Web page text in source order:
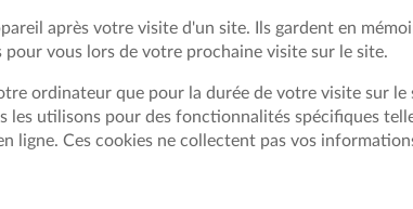
après votre visite d'un site. Ils gardent en
vous lors de votre prochaine visite sur le site.
ordinateur que pour la durée de votre visite sur le
utilisons pour des fonctionnalités spécifiques
ligne. Ces cookies ne collectent pas vos